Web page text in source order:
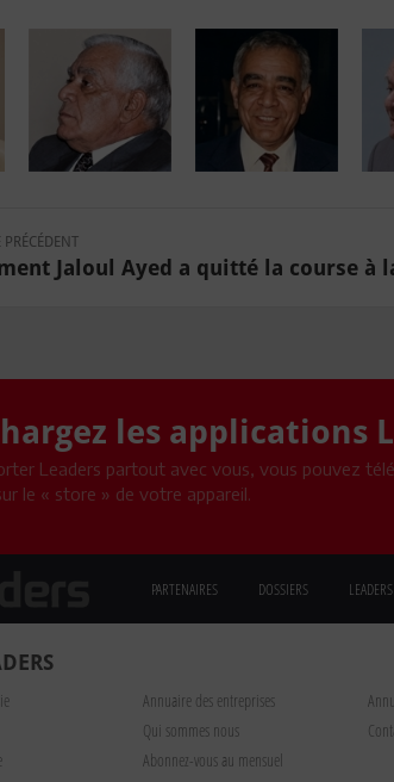
PRÉCÉDENT
Jaloul Ayed a quitté la course à
les applications
Leaders partout avec vous, vous pouvez
le « store » de votre appareil.
PARTENAIRES DOSSIERS
Annuaire des entreprises
Qui sommes nous
Abonnez-vous au mensuel